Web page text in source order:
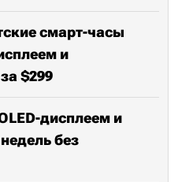
смарт-часы
и
$299
дисплеем и
без